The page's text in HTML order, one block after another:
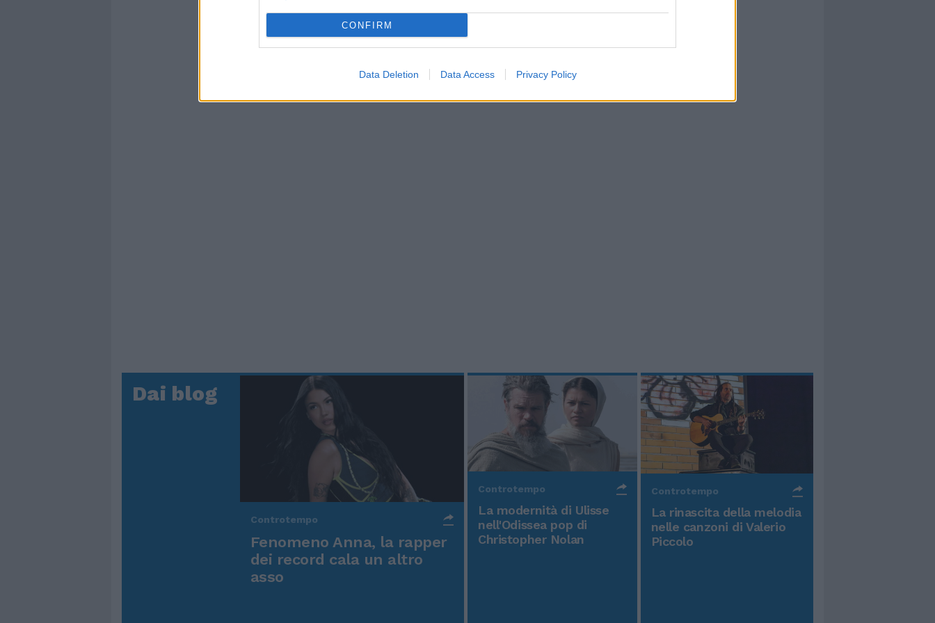
CONFIRM
Data Deletion Data Access Privacy Policy
Dai blog
Controtempo
Fenomeno Anna, la rapper
dei record cala un altro
asso
Controtempo
La modernità di Ulisse
nell'Odissea pop di
Christopher Nolan
Controtempo
La rinascita della melodia
nelle canzoni di Valerio
Piccolo